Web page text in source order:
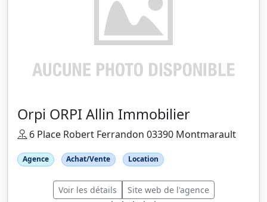
Orpi ORPI Allin Immobilier
6 Place Robert Ferrandon 03390 Montmarault
Agence Achat/Vente Location
Voir les détails Site web de l'agence